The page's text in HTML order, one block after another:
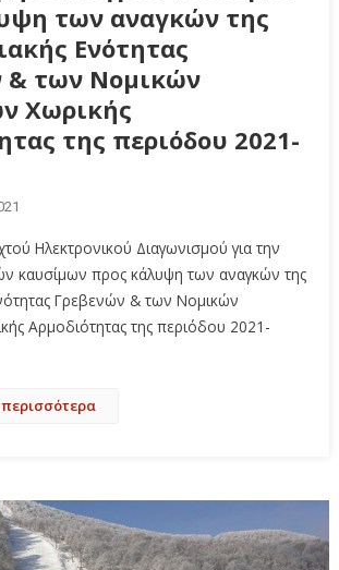
των αναγκών της
Ενότητας
& των Νομικών
Χωρικής
της περιόδου 2021-
Ηλεκτρονικού Διαγωνισμού για την
καυσίμων προς κάλυψη των αναγκών της
Γρεβενών & των Νομικών
Αρμοδιότητας της περιόδου 2021-